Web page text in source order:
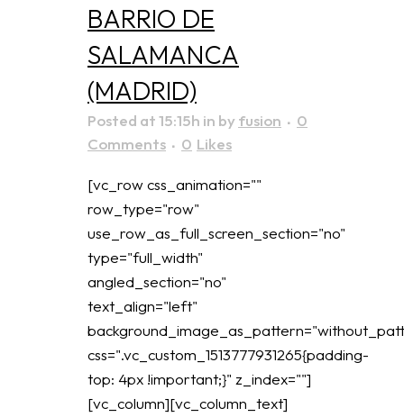
BARRIO DE
SALAMANCA
(MADRID)
Posted at 15:15h in byfusion
0
Comments
0 Likes
[vc_row css_animation=""
row_type="row"
use_row_as_full_screen_section="no"
type="full_width"
angled_section="no"
text_align="left"
css=".vc_custom_1513777931265{padding-
top: 4px !important;}" z_index=""]
[vc_column][vc_column_text]